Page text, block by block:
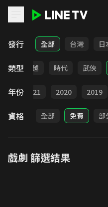
LINE TV - 戲劇
發行 全部 台灣 日
類型
俠 穿越 時代 武俠
年份 2021 2020 2019
資格 全部 免費 部
戲劇 篩選結果